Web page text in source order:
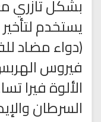
بشكل تآزري
يستخدم
(دواء مضاد
فيروس
الألوة
السرطان